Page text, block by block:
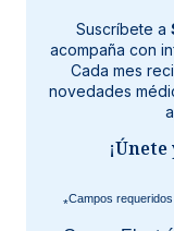
Suscríbete a
acompaña con
Cada mes
novedades
*